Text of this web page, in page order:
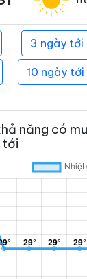
3 ngày tới
10 ngày tới
năng có
tới